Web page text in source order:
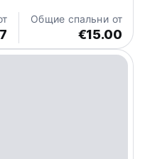
Общие спальни от
€15.00